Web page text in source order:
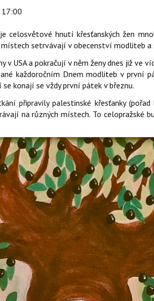
17:00
celosvětové hnutí křesťanských žen
setrvávají v obecenství modliteb a
v USA a pokračují v něm ženy dnes již ve
každoročním Dnem modliteb v první
se konají se vždy první pátek v březnu.
připravily palestinské křesťanky
na různých místech. To celopražské